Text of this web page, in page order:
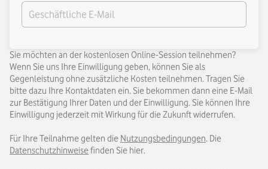
Sie möchten an der kostenlosen Online-Session teilnehmen?
Wenn Sie uns Ihre Einwilligung geben, können Sie als
Gegenleistung ohne zusätzliche Kosten teilnehmen. Tragen Sie
bitte dazu Ihre Kontaktdaten ein. Sie bekommen dann eine E-Mail
zur Bestätigung Ihrer Daten und der Einwilligung. Sie können Ihre
Einwilligung jederzeit mit Wirkung für die Zukunft widerrufen.
Für Ihre Teilnahme gelten die Nutzungsbedingungen. Die
Datenschutzhinweisefinden Sie hier.